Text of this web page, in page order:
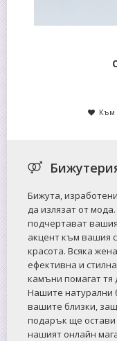
Към
Бижута,
да излязат от
подчертават
акцент към вашия
красота. Всяка
ефективна и
камъни помагат тя
Нашите натурални
вашите близки,
подарък ще
нашият онлайн